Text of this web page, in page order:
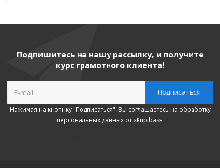
Подпишитесь на нашу рассылку, и получите
курс грамотного клиента!
Нажимая на кнопнку "Подписаться", Вы соглашаетесь на обработку
персональных данныхот «Kupibas».